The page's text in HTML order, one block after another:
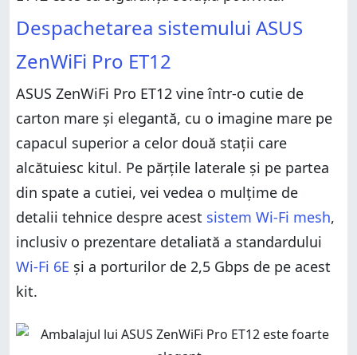
Despachetarea sistemului ASUS
ZenWiFi Pro ET12
ASUS ZenWiFi Pro ET12 vine într-o cutie de
carton mare și elegantă, cu o imagine mare pe
capacul superior a celor două stații care
alcătuiesc kitul. Pe părțile laterale și pe partea
din spate a cutiei, vei vedea o mulțime de
detalii tehnice despre acest sistem Wi-Fi mesh,
inclusiv o prezentare detaliată a standardului
Wi-Fi 6E și a porturilor de 2,5 Gbps de pe acest
kit.